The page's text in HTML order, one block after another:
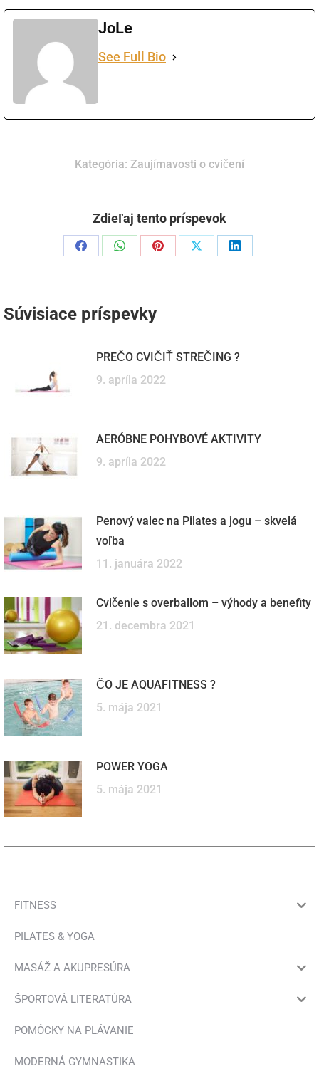
JoLe
See Full Bio
Kategória: Zaujímavosti o cvičení
Zdieľaj tento príspevok
Podiel Podiel Podiel Podiel Podiel
Súvisiace príspevky
PREČO CVIČIŤ STREČING ?
9. apríla 2022
AERÓBNE POHYBOVÉ AKTIVITY
9. apríla 2022
Penový valec na Pilates a jogu – skvelá
voľba
11. januára 2022
Cvičenie s overballom – výhody a benefity
21. decembra 2021
ČO JE AQUAFITNESS ?
5. mája 2021
POWER YOGA
5. mája 2021
FITNESS
PILATES & YOGA
MASÁŽ A AKUPRESÚRA
ŠPORTOVÁ LITERATÚRA
POMÔCKY NA PLÁVANIE
MODERNÁ GYMNASTIKA